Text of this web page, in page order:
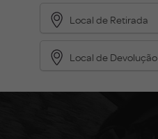
Local de Retirada
Local de Devolução